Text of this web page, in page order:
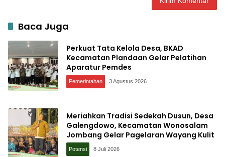
Baca Juga
Perkuat Tata Kelola Desa, BKAD
Kecamatan Plandaan Gelar Pelatihan
Aparatur Pemdes
Pemerintahan 3 Agustus 2026
Meriahkan Tradisi Sedekah Dusun, Desa
Galengdowo, Kecamatan Wonosalam
Jombang Gelar Pagelaran Wayang Kulit
Potensi 8 Juli 2026